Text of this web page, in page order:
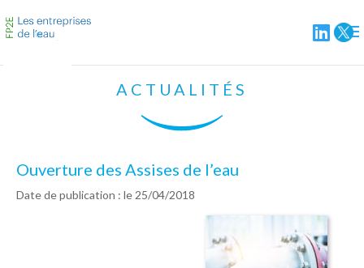
ACTUALITÉS
Ouverture des Assises de l’eau
Date de publication : le 25/04/2018